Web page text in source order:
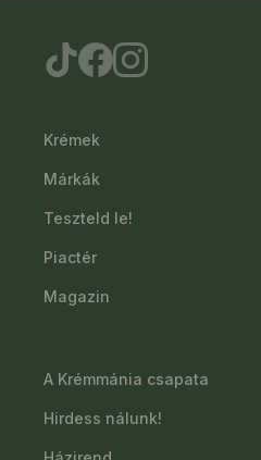
Krémek
Márkák
Teszteld le!
Piactér
Magazin
A Krémmánia csapata
Hirdess nálunk!